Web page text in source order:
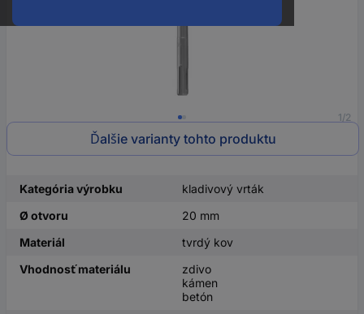
1/2
Ďalšie varianty tohto produktu
Kategória výrobku
kladivový vrták
Ø otvoru
20 mm
Materiál
tvrdý kov
Vhodnosť materiálu
zdivo
kámen
betón